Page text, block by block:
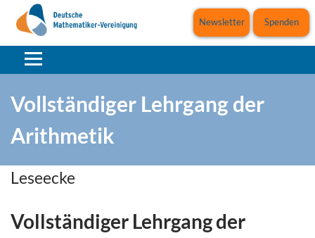
Spenden
Newsletter
Vollständiger Lehrgang der
Arithmetik
Leseecke
Vollständiger Lehrgang der